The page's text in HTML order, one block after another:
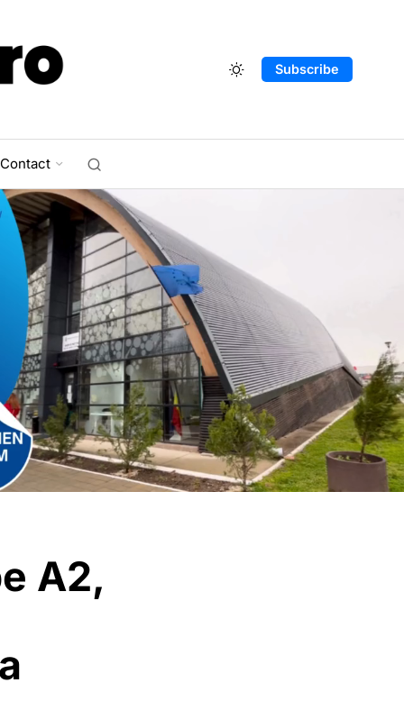
Subscribe
Contact
A2,